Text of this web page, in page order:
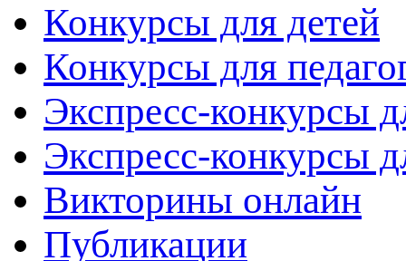
Конкурсы для детей
Конкурсы для
Экспресс-конкурсы
Экспресс-конкурсы
Викторины онлайн
Публикации